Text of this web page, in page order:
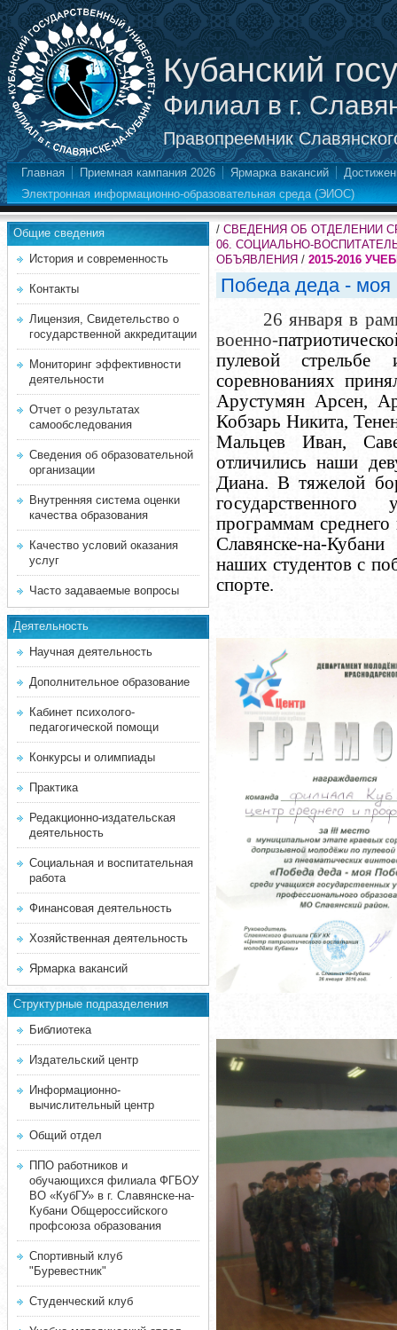
Кубанский
Филиал в г.
Правопреемник
Главная Приемная кампания 2026 Ярмарка вакансий
Электронная информационно-образовательная среда (ЭИОС)
Общие сведения
История и современность
Контакты
Лицензия, Свидетельство о
государственной аккредитации
Мониторинг эффективности
деятельности
Отчет о результатах
самообследования
Сведения об образовательной
организации
Внутренняя система оценки
качества образования
Качество условий оказания
услуг
Часто задаваемые вопросы
Деятельность
Научная деятельность
Дополнительное образование
Кабинет психолого-
педагогической помощи
Конкурсы и олимпиады
Практика
Редакционно-издательская
деятельность
Социальная и воспитательная
работа
Финансовая деятельность
Хозяйственная деятельность
Ярмарка вакансий
Структурные подразделения
Библиотека
Издательский центр
Информационно-
вычислительный центр
Общий отдел
ППО работников и
обучающихся филиала ФГБОУ
ВО «КубГУ» в г. Славянске-на-
Кубани Общероссийского
профсоюза образования
Спортивный клуб
"Буревестник"
Студенческий клуб
/ СВЕДЕНИЯ ОБ ОТДЕЛЕНИИ
06. СОЦИАЛЬНО-
ОБЪЯВЛЕНИЯ / 2015-2016
Победа деда -
26 января в
военно-
пулевой стрельбе
соревнованиях
Арустумян Арсен,
Кобзарь Никита,
Мальцев Иван,
отличились наши
Диана. В тяжелой
программам среднего
Славянске-на-
нашихстудентов с
спорте.